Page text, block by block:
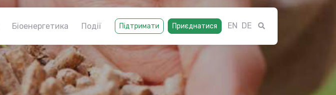
Біоенергетика Події Підтримати Приєднатися EN DE